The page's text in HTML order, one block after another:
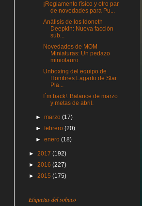
¡Reglamento físico y otro par
de novedades para Pu...
Análisis de los Idoneth
Deepkin: Nueva facción
sub...
Novedades de MOM
Miniaturas: Un pedazo
miniotauro.
Unboxing del equipo de
Hombres Lagarto de Star
Pla...
I´m back!: Balance de marzo
y metas de abril.
►marzo(17)
►febrero(20)
►enero(18)
► 2017 (192)
► 2016 (227)
► 2015 (175)
Etiquetas del sobaco